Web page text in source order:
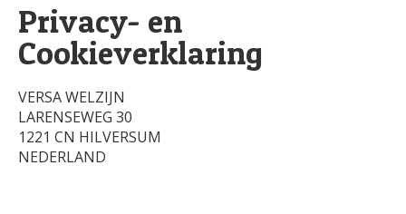
Privacy- en
Cookieverklaring
VERSA WELZIJN
LARENSEWEG 30
1221 CN HILVERSUM
NEDERLAND